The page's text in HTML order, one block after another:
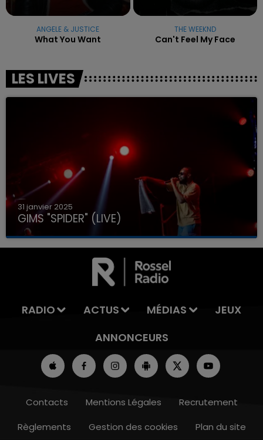
ANGELE & JUSTICE
What You Want
THE WEEKND
Can't Feel My Face
LES LIVES
31 janvier 2025
GIMS "SPIDER" (LIVE)
RADIO ACTUS MÉDIAS
JEUX
ANNONCEURS
Contacts Mentions Légales
Recrutement
Règlements
Gestion des cookies Plan du site